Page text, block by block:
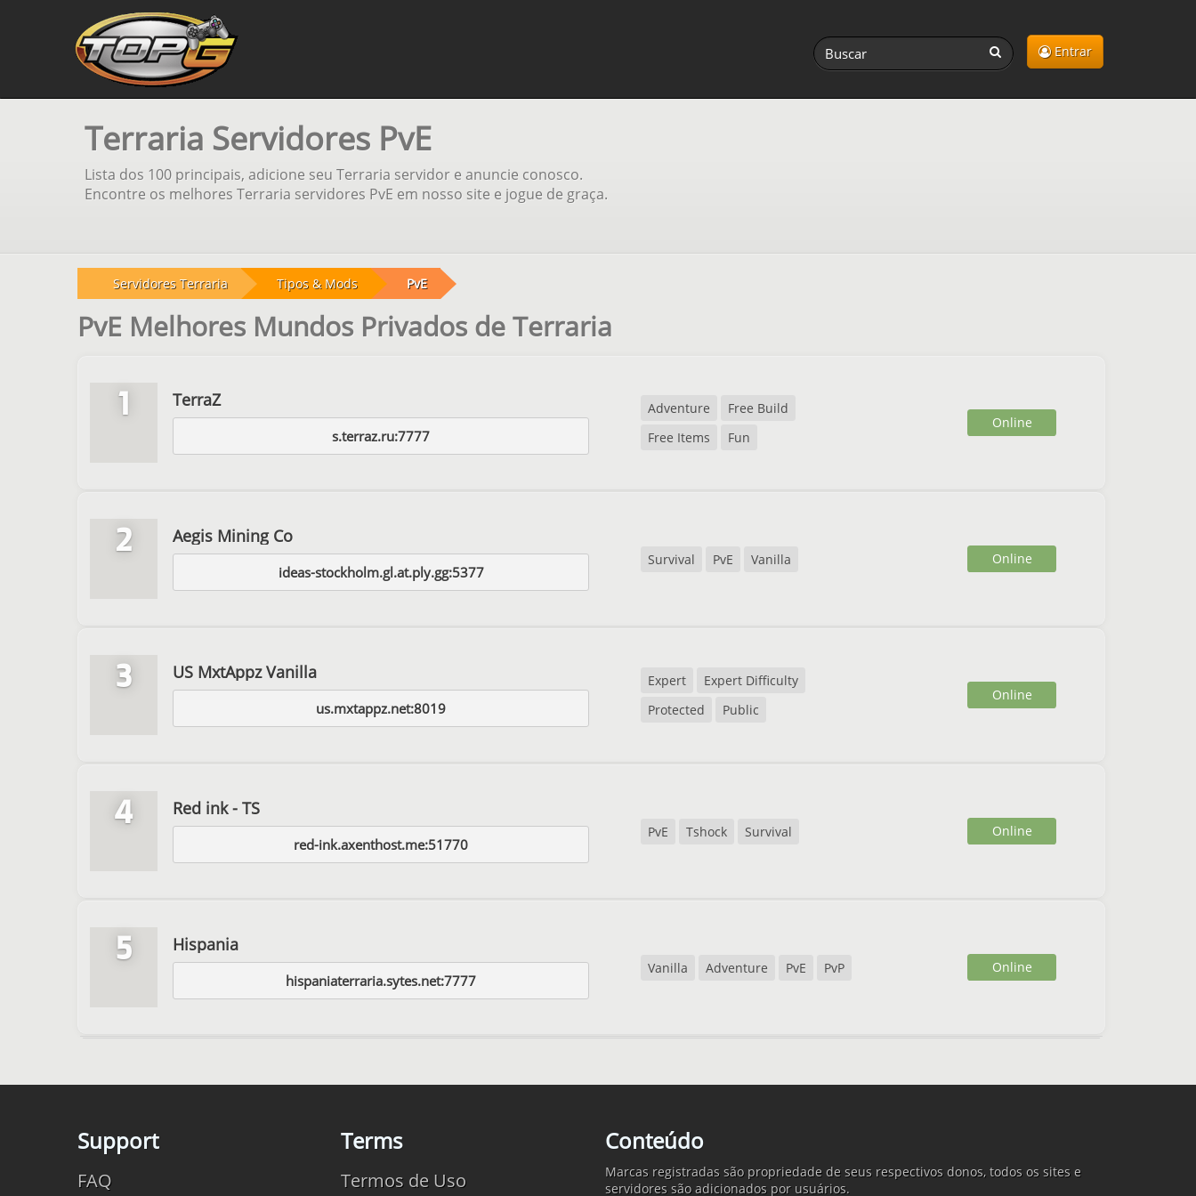
Entrar
Terraria Servidores PvE
Lista dos 100 principais, adicione seu Terraria servidor e anuncie conosco.
Encontre os melhores Terraria servidores PvE em nosso site e jogue de graça.
Servidores Terraria Tipos & Mods PvE
PvE Melhores Mundos Privados de Terraria
1 TerraZ
s.terraz.ru:7777
Adventure
Free Build
Free Items
Fun
Online
2 Aegis Mining Co
ideas-stockholm.gl.at.ply.gg:5377
Survival PvE Vanilla Online
3 US MxtAppz Vanilla
us.mxtappz.net:8019
Expert
Expert Difficulty
Protected
Public
Online
4 Red ink - TS
red-ink.axenthost.me:51770
PvE Tshock Survival Online
5 Hispania
hispaniaterraria.sytes.net:7777
Vanilla Adventure PvE PvP Online
Support
FAQ
Terms
Termos de Uso
Conteúdo
Marcas registradas são propriedade de seus respectivos donos, todos os sites e
servidores são adicionados por usuários.